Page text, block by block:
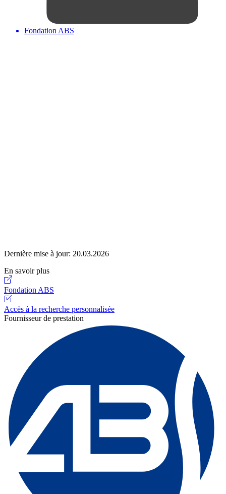
Fondation ABS
Dernière mise à jour: 20.03.2026
En savoir plus
Fondation ABS
Accès à la recherche personnalisée
Fournisseur de prestation